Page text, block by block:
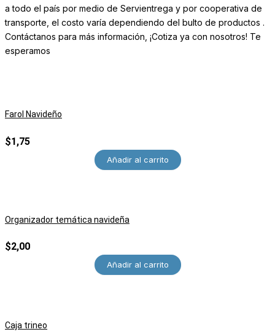
a todo el país por medio de Servientrega y por cooperativa de
transporte, el costo varía dependiendo del bulto de productos .
Contáctanos para más información, ¡Cotiza ya con nosotros! Te
esperamos
Farol Navideño
$1,75
Añadir al carrito
Organizador temática navideña
$2,00
Añadir al carrito
Caja trineo